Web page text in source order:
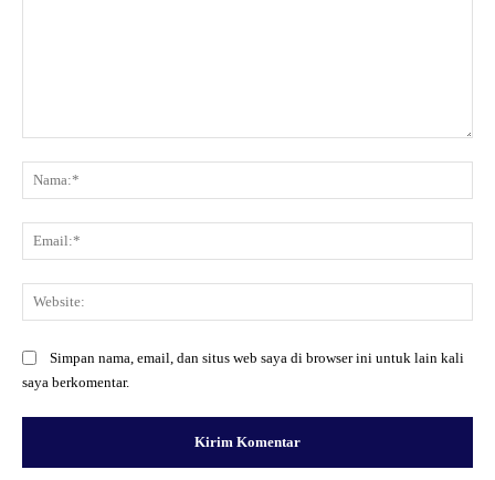
Simpan nama, email, dan situs web saya di browser ini untuk lain kali
saya berkomentar.